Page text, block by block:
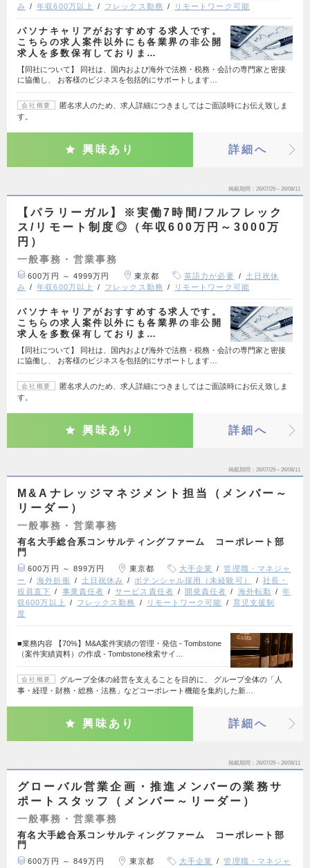
み
年収600万以上 フレックス勤務 リモートワーク可能
パソナキャリアがおすすめする求人です。
こちらの求人案件以外にも各業界の非公開
求人を多数保有しておりま…
【同社について】 同社は、国内および海外で法務・税務・会計の専門家と密接
に協働し、 お客様のビジネスを包括的にサポートします…
会社概要
匿名求人のため、求人詳細につきましてはご面談時にお伝え致しま
す。
興味あり 詳細へ
掲載期間 26/07/29～26/08/11
【パラリーガル】※実働7時間/フルフレック
ス/リモート制度◎（年収600万円～3000万
円）
一般事務・営業事務
600万円 ～ 4999万円 東京都 英語力が必要
土日祝休
み
年収600万以上 フレックス勤務 リモートワーク可能
パソナキャリアがおすすめする求人です。
こちらの求人案件以外にも各業界の非公開
求人を多数保有しておりま…
【同社について】 同社は、国内および海外で法務・税務・会計の専門家と密接
に協働し、 お客様のビジネスを包括的にサポートします…
会社概要
匿名求人のため、求人詳細につきましてはご面談時にお伝え致しま
す。
興味あり 詳細へ
掲載期間 26/07/29～26/08/11
M&Aナレッジマネジメント担当（メンバー～
リーダー）
一般事務・営業事務
有名大手総合系コンサルティングファーム コーポレート部
門
600万円 ～ 899万円 東京都 大手企業
管理職・マネジャ
ー
海外折衝 土日祝休み ポテンシャル採用（未経験可）
社長・
役員直下
事業責任者 サービス責任者 開発責任者 海外転勤
年
収600万以上
フレックス勤務 リモートワーク可能
育児支援制
度
■業務内容 【70%】M&A案件実績の管理・発信 - Tombstone
（案件実績資料）の作成 - Tombstone検索サイ…
会社概要
グループ全体の経営を支えることを目的に、 グループ全体の「人
事・経理・財務・総務・法務」などコーポレート機能を集約した新…
興味あり 詳細へ
掲載期間 26/07/29～26/08/11
グローバル営業企画・推進メンバーの業務サ
ポートスタッフ（メンバー～リーダー）
一般事務・営業事務
有名大手総合系コンサルティングファーム コーポレート部
門
600万円 ～ 849万円 東京都 大手企業
管理職・マネジャ